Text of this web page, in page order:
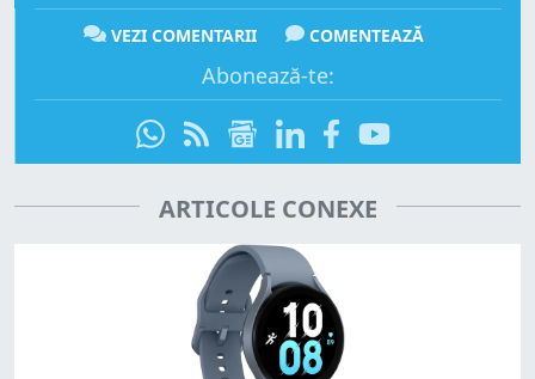
VEZI COMENTARII COMENTEAZĂ
Abonează-te:
ARTICOLE CONEXE